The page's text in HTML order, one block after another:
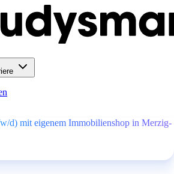
d) mit eigenem Immobilienshop in Merzig-